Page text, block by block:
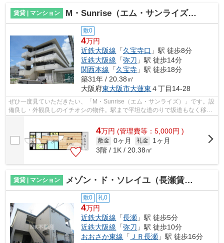
賃貸 | マンション M・Sunrise（エム・サンライズ）（久宝寺口賃貸）
敷0
4万円
近鉄大阪線 「久宝寺口 」駅 徒歩8分
近鉄大阪線 「弥刀 」駅 徒歩14分
関西本線 「久宝寺 」駅 徒歩18分
築31年 / 20.38㎡
大阪府東大阪市大蓮東 ４丁目14-28
ぜひ一度見ていただきたい、「M・Sunrise（エム・サンライズ）」です。設
備良し・外観良しのイチオシの物件。駅まで平坦な道のりで坂道もなく移動
4万円 (管理費等：5,000円 )
敷金 0ヶ月 礼金
1ヶ月
3階 / 1K / 20.38㎡
賃貸 | マンション メゾン・ド・ソレイユ（長瀬賃貸）
敷0 礼0
4万円
近鉄大阪線 「長瀬 」駅 徒歩5分
近鉄大阪線 「弥刀 」駅 徒歩10分
おおさか東線 「 ＪＲ長瀬 」駅 徒歩16分